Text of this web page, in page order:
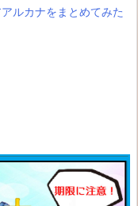
ルカナをまとめてみた